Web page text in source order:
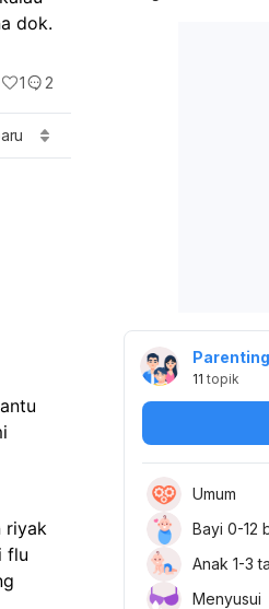
1 2
riyak
flu
Parenting
11 topik
Umum
Bayi 0-12
Anak 1-3
Menyusui